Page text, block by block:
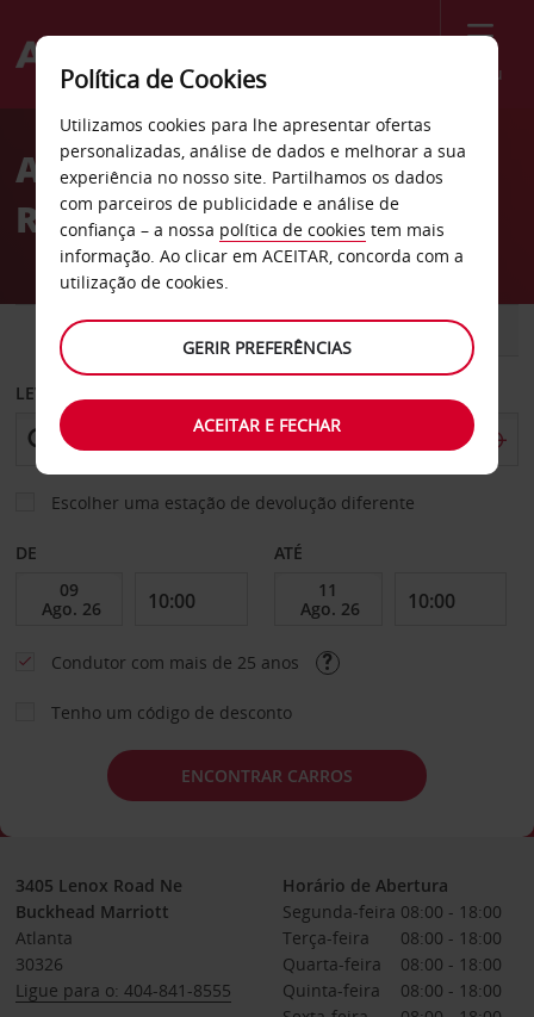
Menu
Welcome
AvisAluguer de carros Lennox
Road em Atlanta
CARRO COMERCIAIS
LEVANTAR EM
Escolher uma estação de devolução diferente
DE ATÉ
Condutor com mais de 25 anos
Tenho um código de desconto
ENCONTRAR CARROS
3405 Lenox Road Ne
Buckhead Marriott
Atlanta
30326
Ligue para o: 404-841-8555
Horário de Abertura
Segunda-feira 08:00 - 18:00
Terça-feira
08:00 - 18:00
Quarta-feira
08:00 - 18:00
Quinta-feira
08:00 - 18:00
Política de Cookies
Utilizamos cookies para lhe apresentar ofertas
personalizadas, análise de dados e melhorar a sua
experiência no nosso site. Partilhamos os dados
com parceiros de publicidade e análise de
confiança – a nossa política de cookies tem mais
informação. Ao clicar em ACEITAR, concorda com a
utilização de cookies.
GERIR PREFERÊNCIAS
ACEITAR E FECHAR